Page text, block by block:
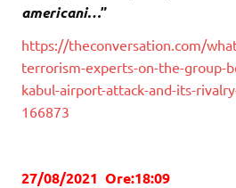
americani…”
https://theconversation.com/
terrorism-experts-on-the-group-
kabul-airport-attack-and-its-
166873
27/08/2021 Ore:18:09